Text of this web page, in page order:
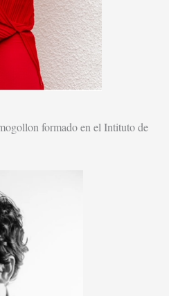
formado en el Intituto de